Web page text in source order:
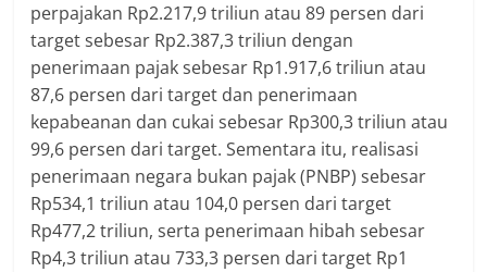
perpajakan Rp2.217,9 triliun atau 89 persen dari
target sebesar Rp2.387,3 triliun dengan
penerimaan pajak sebesar Rp1.917,6 triliun atau
87,6 persen dari target dan penerimaan
kepabeanan dan cukai sebesar Rp300,3 triliun atau
99,6 persen dari target. Sementara itu, realisasi
penerimaan negara bukan pajak (PNBP) sebesar
Rp534,1 triliun atau 104,0 persen dari target
Rp477,2 triliun, serta penerimaan hibah sebesar
Rp4,3 triliun atau 733,3 persen dari target Rp1